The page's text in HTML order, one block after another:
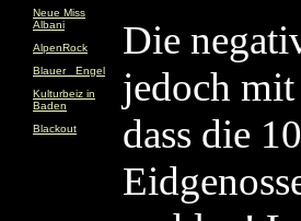
Neue Miss
Albani
AlpenRock
Blauer _Engel
Kulturbeiz in
Baden
Blackout
Die
jedoch
dass die